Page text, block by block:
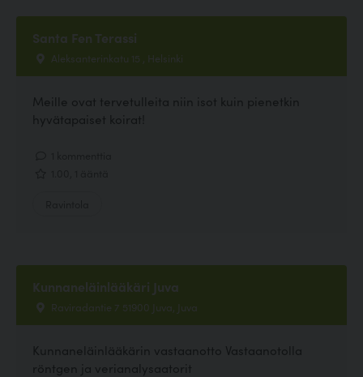
Santa Fen Terassi
Aleksanterinkatu 15 , Helsinki
Meille ovat tervetulleita niin isot kuin pienetkin
hyvätapaiset koirat!
Kunnaneläinlääkäri Juva
Raviradantie 7 51900 Juva, Juva
Kunnaneläinlääkärin vastaanotto Vastaanotolla
röntgen ja verianalysaatorit